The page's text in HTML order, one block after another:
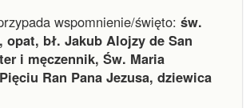
wspomnienie/święto: św.
opat, bł. Jakub Alojzy de San
i męczennik, Św. Maria
Ran Pana Jezusa, dziewica